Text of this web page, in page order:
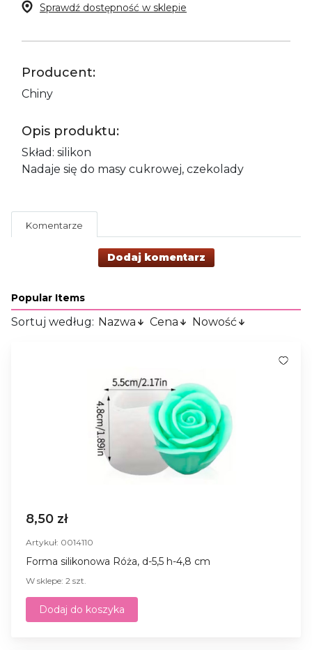
Sprawdź dostępność w sklepie
Producent:
Chiny
Opis produktu:
Skład: silikon
Nadaje się do masy cukrowej, czekolady
Komentarze
Dodaj komentarz
Popular Items
Sortuj według: Nazwa Cena Nowość
8,50 zł
Artykuł: 0014110
Forma silikonowa Róża, d-5,5 h-4,8 cm
W sklepe: 2 szt.
Dodaj do koszyka